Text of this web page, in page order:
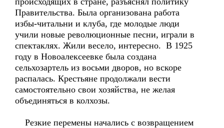
Правительства. Была организована работа
избы-читальни и клуба, где молодые люди
учили новые революционные песни, играли в
спектаклях. Жили весело, интересно. В 1925
году в Новоалексеевке была создана
сельхозартель из восьми дворов, но вскоре
распалась. Крестьяне продолжали вести
самостоятельно свои хозяйства, не желая
объединяться в колхозы.
Резкие перемены начались с возвращением